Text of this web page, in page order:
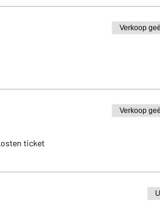
Verkoop
ticket
Verkoop